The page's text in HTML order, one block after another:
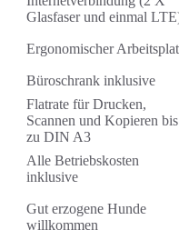
Glasfaser und einmal
Ergonomischer
Büroschrank inklusive
Flatrate für Drucken,
Scannen und Kopieren bis
zu DIN A3
Alle Betriebskosten
inklusive
Gut erzogene Hunde
willkommen